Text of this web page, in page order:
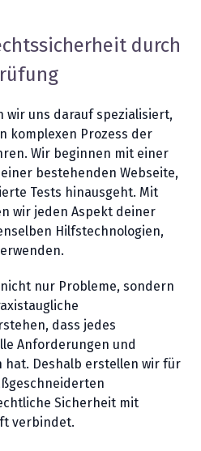
durch
wir uns darauf spezialisiert,
komplexen Prozess der
Wir beginnen mit einer
bestehenden Webseite,
Tests hinausgeht. Mit
wir jeden Aspekt deiner
Hilfstechnologien,
nur Probleme, sondern
dass jedes
Anforderungen und
hat. Deshalb erstellen wir für
Sicherheit mit
verbindet.